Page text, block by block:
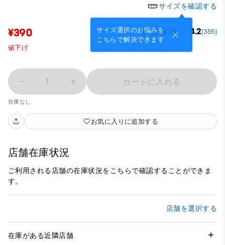
サイズを確認する
サイズ選択のお悩みを
こちらで解決できます
¥390 4.2(355)
値下げ
1 カートに入れる
在庫なし
お気に入りに追加する
店舗在庫状況
ご利用される店舗の在庫状況をこちらで確認することができま
す。
店舗を選択する
在庫がある近隣店舗